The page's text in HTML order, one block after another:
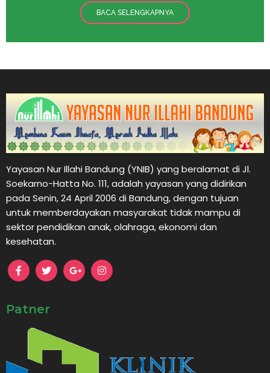
BACA SELENGKAPNYA
Yayasan Nur Illahi Bandung (YNIB) yang beralamat di Jl.
Soekarno-Hatta No. 111, adalah yayasan yang didirikan
pada Senin, 24 April 2006 di Bandung, dengan tujuan
untuk memberdayakan masyarakat tidak mampu di
sektor pendidikan anak, olahraga, ekonomi dan
kesehatan.
Patner